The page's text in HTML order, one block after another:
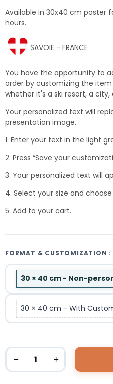
Available in 30x40 cm poster
hours.
SAVOIE - FRANCE
You have the opportunity to
order by customizing the
whether it's a ski resort, a
Your personalized text will
presentation image.
1. Enter your text in the light
2. Press “Save your
3. Your personalized text will
4. Select your size and
5. Add to your cart.
FORMAT & CUSTOMIZATION :
30 × 40 cm - Non-
30 × 40 cm - With